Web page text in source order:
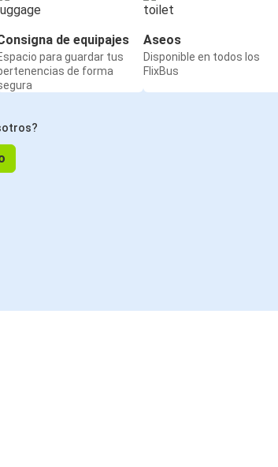
de equipajes
para guardar tus
de forma
Aseos
Disponible en todos los
FlixBus